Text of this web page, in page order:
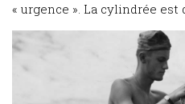
« urgence ». La cylindrée est